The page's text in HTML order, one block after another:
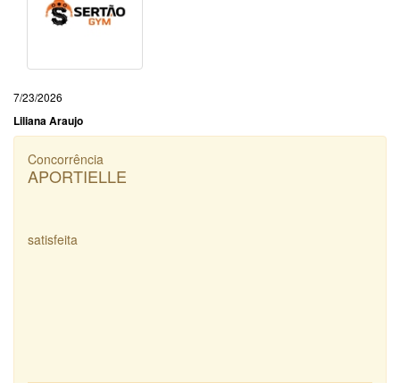
7/23/2026
Liliana Araujo
Concorrência
APORTIELLE
satisfeita